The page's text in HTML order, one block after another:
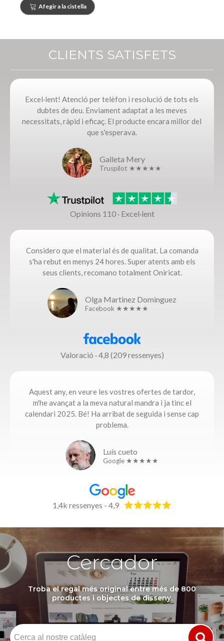
Afegir a la cistella
CLIENTS SATISFETS
Excel·lent! Atenció per telèfon i resolució de tots els
dubtes de deu. Enviament adaptat a les meves
necessitats, ràpid i eficaç. El producte encara millor del
que s'esperava.
Galleta Mery
Truspilot ★★★★★
Opinions 110 · Excel·lent
Considero que el material és de qualitat. La comanda
s'ha rebut en menys 24 hores. Super atents amb els
seus clients, recomano totalment Oniricat.
Olga Martinez Dominguez
Facebook ★★★★★
Valoració · 4,8 (209 ressenyes)
Aquest any, en veure les vostres ofertes de tardor,
m'he avançat a la meva natural mandra i ja tinc el
calendari 2025. Bé! Ha arribat de seguida i sense cap
problema.​
Luís cueto
Google ★★★★★
1,4k ressenyes - 4,9
Cercador
Troba el regal més original entre més de 800
productes i objectes de disseny.